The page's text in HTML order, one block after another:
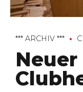
*** ARCHIV ***
Neuer